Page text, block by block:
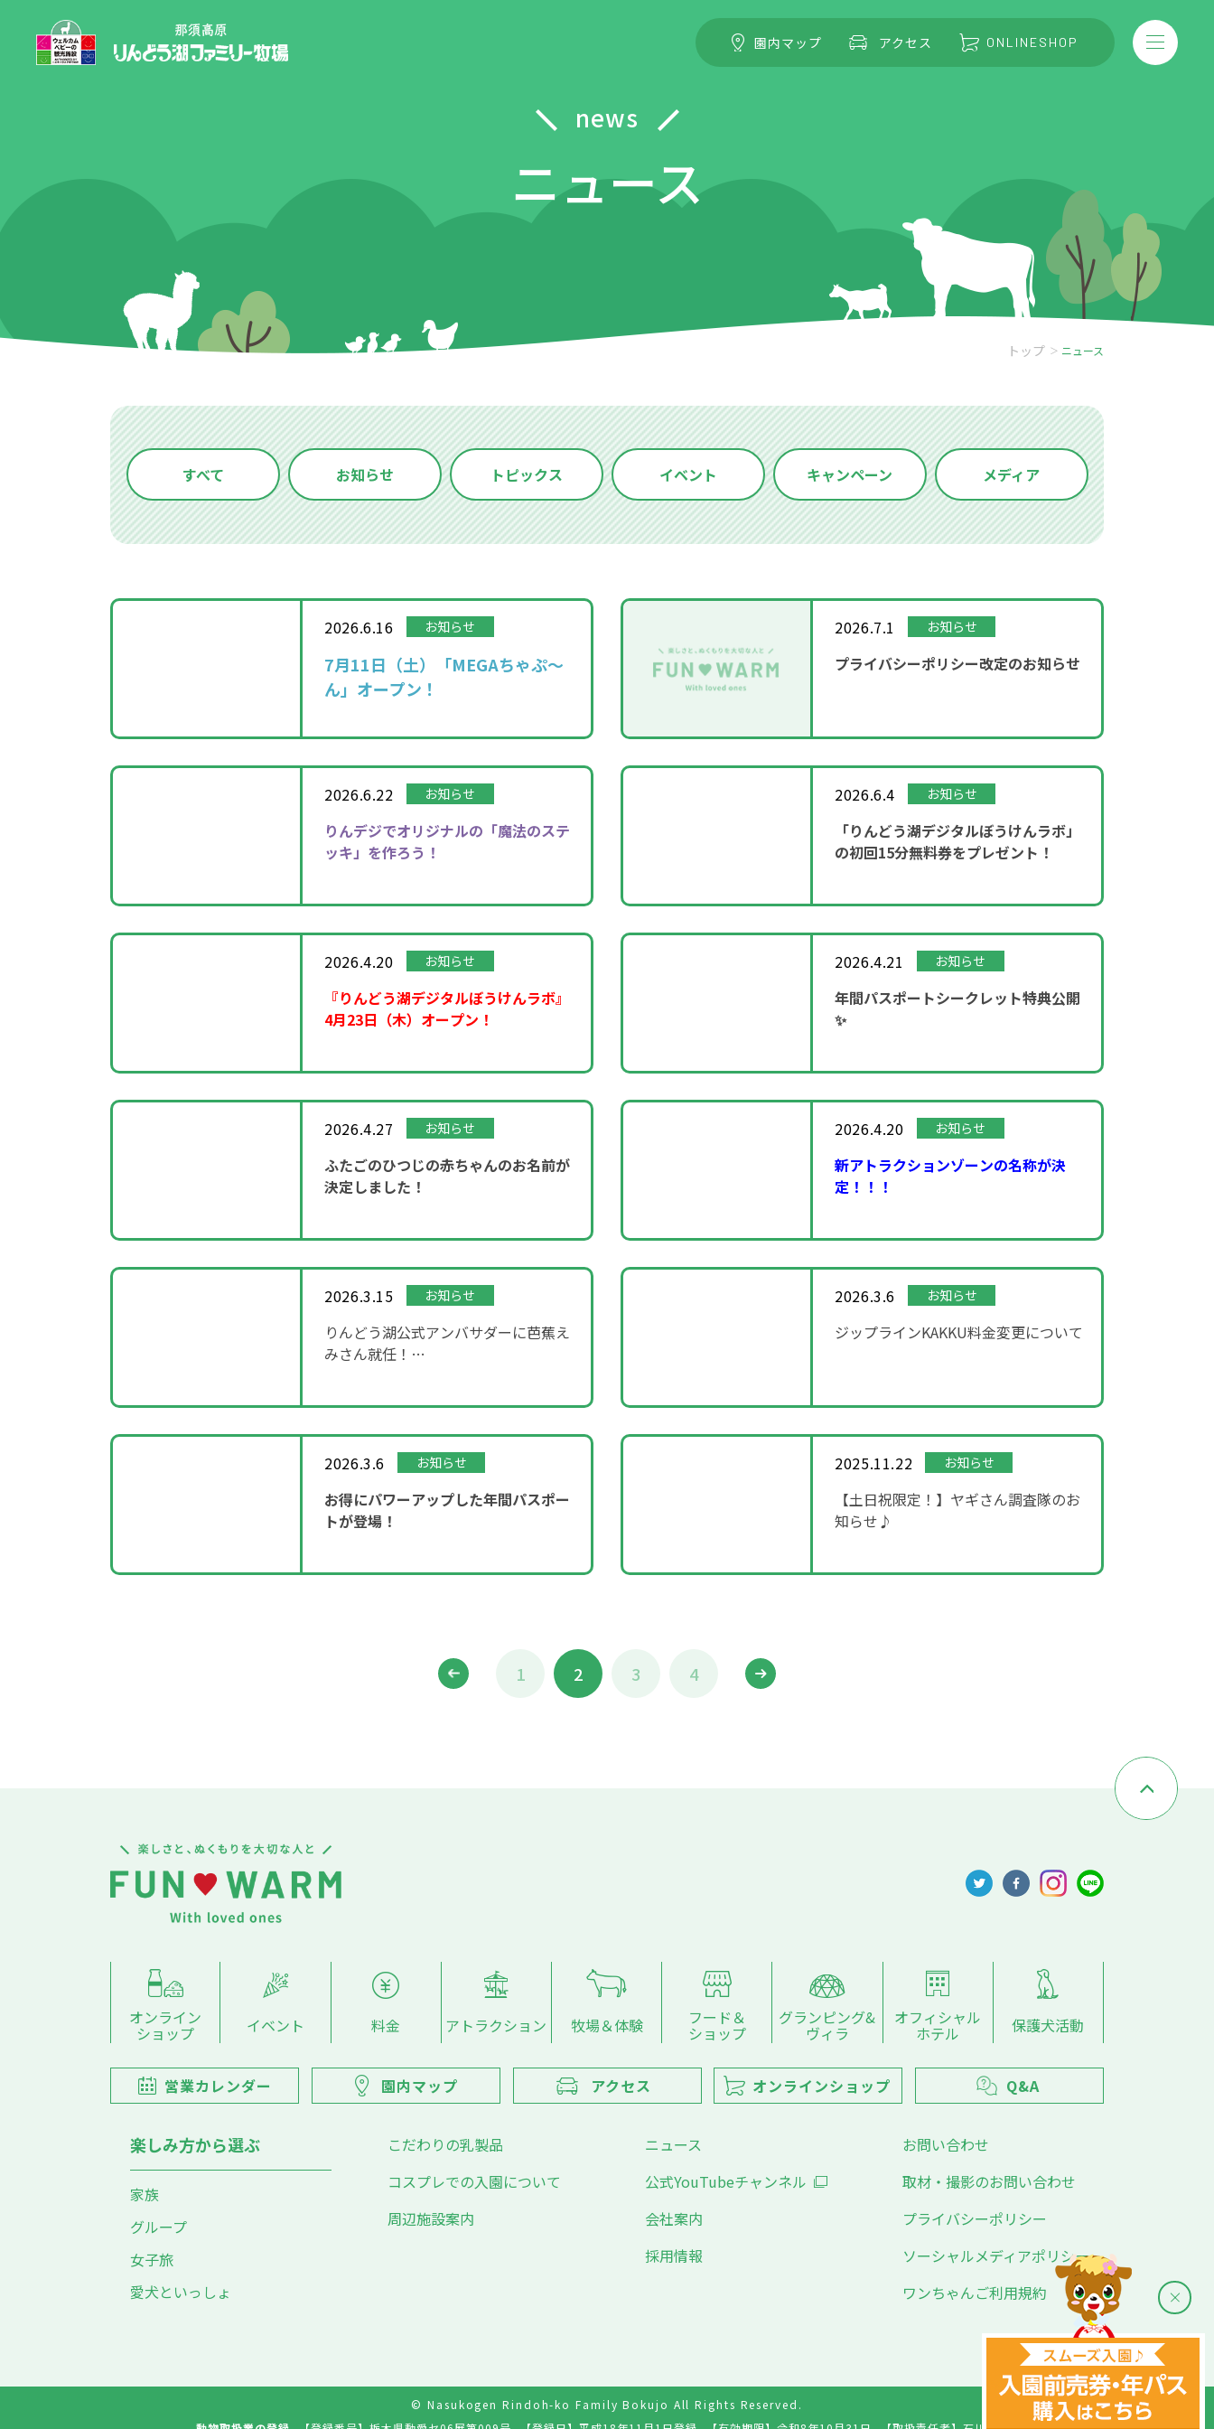
園内マップ アクセス ONLINESHOP
news
ニュース
トップ ニュース
すべて お知らせ トピックス イベント キャンペーン メディア
2026.6.16 お知らせ
7月11日（土）「MEGAちゃぷ～
ん」オープン！
2026.7.1 お知らせ
プライバシーポリシー改定のお知らせ
2026.6.22 お知らせ
りんデジでオリジナルの「魔法のステ
ッキ」を作ろう！
2026.6.4 お知らせ
「りんどう湖デジタルぼうけんラボ」
の初回15分無料券をプレゼント！
2026.4.20 お知らせ
『りんどう湖デジタルぼうけんラボ』
4月23日（木）オープン！
2026.4.21 お知らせ
年間パスポートシークレット特典公開
✨
2026.4.27 お知らせ
ふたごのひつじの赤ちゃんのお名前が
決定しました！
2026.4.20 お知らせ
新アトラクションゾーンの名称が決
定！！！
2026.3.15 お知らせ
りんどう湖公式アンバサダーに芭蕉え
みさん就任！
2026.3.6 お知らせ
ジップラインKAKKU料金変更について
2026.3.6 お知らせ
お得にパワーアップした年間パスポー
トが登場！
2025.11.22 お知らせ
【土日祝限定！】ヤギさん調査隊のお
知らせ♪
1 2 3 4
オンライン
ショップ イベント 料金 アトラクション 牧場＆体験 フード＆
ショップ
グランピング&
ヴィラ
オフィシャル
ホテル 保護犬活動
営業カレンダー 園内マップ アクセス オンラインショップ Q&A
楽しみ方から選ぶ
家族
グループ
女子旅
愛犬といっしょ
こだわりの乳製品
コスプレでの入園について
周辺施設案内
ニュース
公式YouTubeチャンネル
会社案内
採用情報
お問い合わせ
取材・撮影のお問い合わせ
プライバシーポリシー
ソーシャルメディアポリシー
ワンちゃんご利用規約
© Nasukogen Rindoh-ko Family Bokujo All Rights Reserved.